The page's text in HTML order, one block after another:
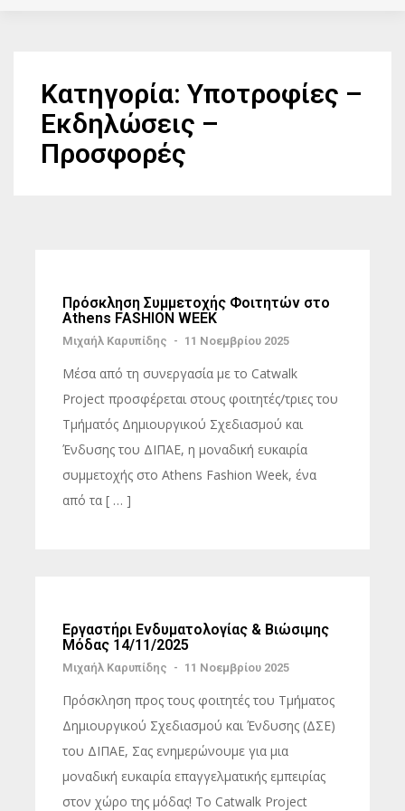
Κατηγορία: Υποτροφίες –
Εκδηλώσεις –
Προσφορές
Πρόσκληση Συμμετοχής Φοιτητών στο
Athens FASHION WEEK
Μιχαήλ Καρυπίδης - 11 Νοεμβρίου 2025
Μέσα από τη συνεργασία με το Catwalk
Project προσφέρεται στους φοιτητές/τριες του
Τμήματός Δημιουργικού Σχεδιασμού και
Ένδυσης του ΔΙΠΑΕ, η μοναδική ευκαιρία
συμμετοχής στο Athens Fashion Week, ένα
από τα [ … ]
Εργαστήρι Ενδυματολογίας & Βιώσιμης
Μόδας 14/11/2025
Μιχαήλ Καρυπίδης - 11 Νοεμβρίου 2025
Πρόσκληση προς τους φοιτητές του Τμήματος
Δημιουργικού Σχεδιασμού και Ένδυσης (ΔΣΕ)
του ΔΙΠΑΕ, Σας ενημερώνουμε για μια
μοναδική ευκαιρία επαγγελματικής εμπειρίας
στον χώρο της μόδας! Το Catwalk Project